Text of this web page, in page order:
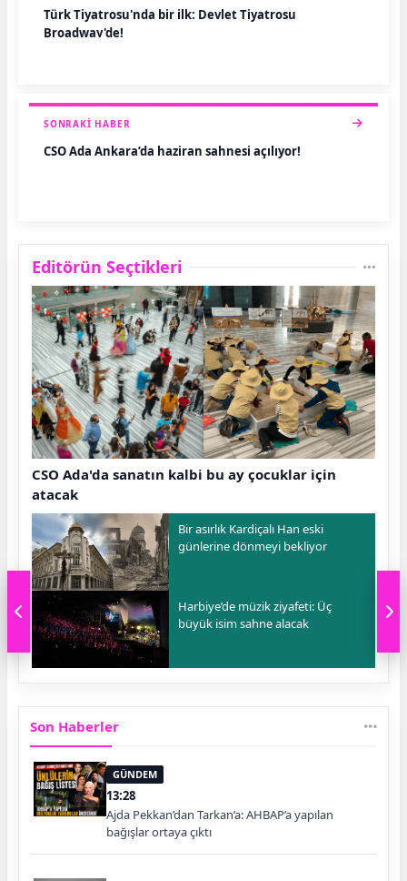
Türk Tiyatrosu'nda bir ilk: Devlet Tiyatrosu
Broadway'de!
SONRAKI HABER
CSO Ada Ankara’da haziran sahnesi açılıyor!
Editörün Seçtikleri
CSO Ada'da sanatın kalbi bu ay çocuklar için
atacak
Bir asırlık Kardiçalı Han eski
günlerine dönmeyi bekliyor
Harbiye’de müzik ziyafeti: Üç
büyük isim sahne alacak
Son Haberler
GÜNDEM
13:28
Ajda Pekkan’dan Tarkan’a: AHBAP’a yapılan
bağışlar ortaya çıktı